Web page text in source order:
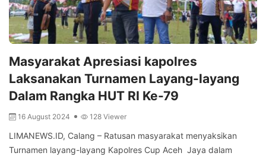
Masyarakat Apresiasi kapolres
Laksanakan Turnamen Layang-layang
Dalam Rangka HUT RI Ke-79
16 August 2024 128 Viewer
LIMANEWS.ID, Calang – Ratusan masyarakat menyaksikan
Turnamen layang-layang Kapolres Cup Aceh Jaya dalam